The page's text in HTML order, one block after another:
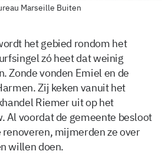
Marseille Buiten
het gebied rondom het
zó heet dat weinig
Zonde vonden Emiel en de
Zij keken vanuit het
Riemer uit op het
Al voordat de gemeente besloot
mijmerden ze over
willen doen.